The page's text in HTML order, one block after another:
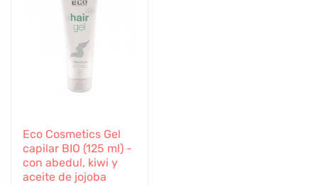
Eco Cosmetics Gel
capilar BIO (125 ml) -
con abedul, kiwi y
aceite de jojoba